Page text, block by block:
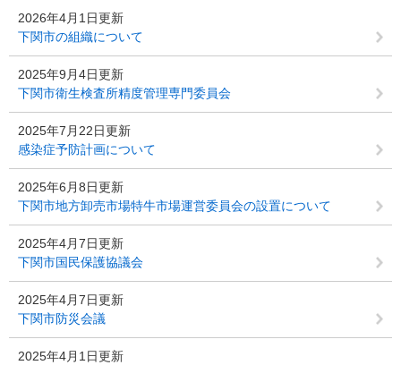
2026年4月1日更新
下関市の組織について
2025年9月4日更新
下関市衛生検査所精度管理専門委員会
2025年7月22日更新
感染症予防計画について
2025年6月8日更新
下関市地方卸売市場特牛市場運営委員会の設置について
2025年4月7日更新
下関市国民保護協議会
2025年4月7日更新
下関市防災会議
2025年4月1日更新